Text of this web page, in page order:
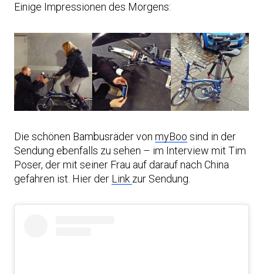
Einige Impressionen des Morgens:
Die schönen Bambusräder von myBoo sind in der
Sendung ebenfalls zu sehen – im Interview mit Tim
Poser, der mit seiner Frau auf darauf nach China
gefahren ist. Hier der Link zur Sendung.